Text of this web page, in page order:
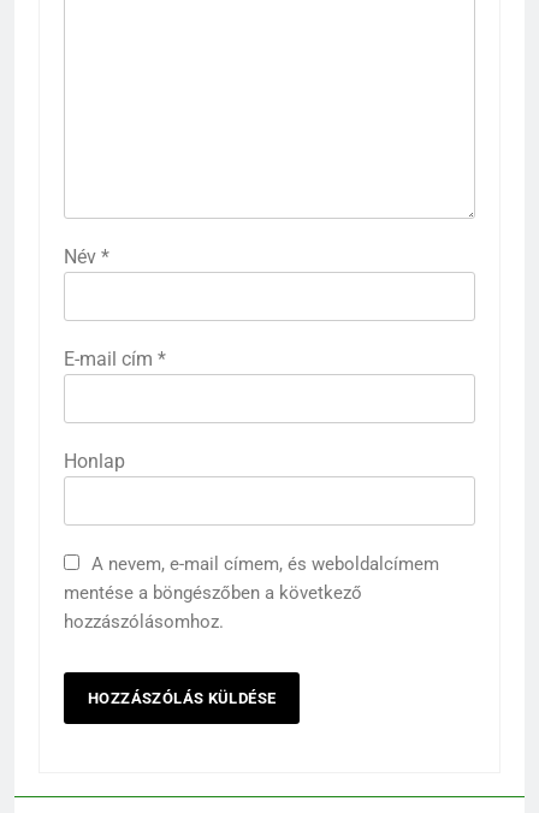
Név *
E-mail cím *
Honlap
A nevem, e-mail címem, és weboldalcímem
mentése a böngészőben a következő
hozzászólásomhoz.